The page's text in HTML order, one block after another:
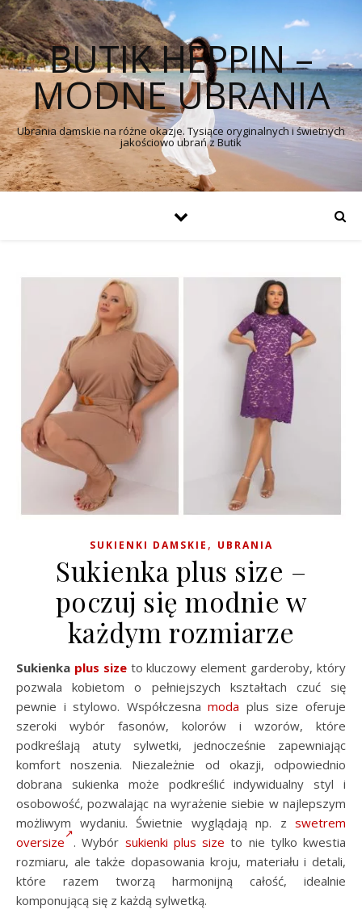
BUTIK HEPPIN –
MODNE UBRANIA
Ubrania damskie na różne okazje. Tysiące oryginalnych i świetnych
jakościowo ubrań z Butik
SUKIENKI DAMSKIE , UBRANIA
Sukienka plus size –
poczuj się modnie w
każdym rozmiarze
Sukienka plus sizeto kluczowy element garderoby, który
pozwala kobietom o pełniejszych kształtach czuć się
pewnie i stylowo. Współczesnamoda plus size oferuje
szeroki wybór fasonów, kolorów i wzorów, które
podkreślają atuty sylwetki, jednocześnie zapewniając
komfort noszenia. Niezależnie od okazji, odpowiednio
dobrana sukienka może podkreślić indywidualny styl i
osobowość, pozwalając na wyrażenie siebie w najlepszym
możliwym wydaniu. Świetnie wyglądają np. z swetrem
oversize . Wybór sukienki plus size to nie tylko kwestia
rozmiaru, ale także dopasowania kroju, materiału i detali,
które razem tworzą harmonijną całość, idealnie
komponującą się z każdą sylwetką.